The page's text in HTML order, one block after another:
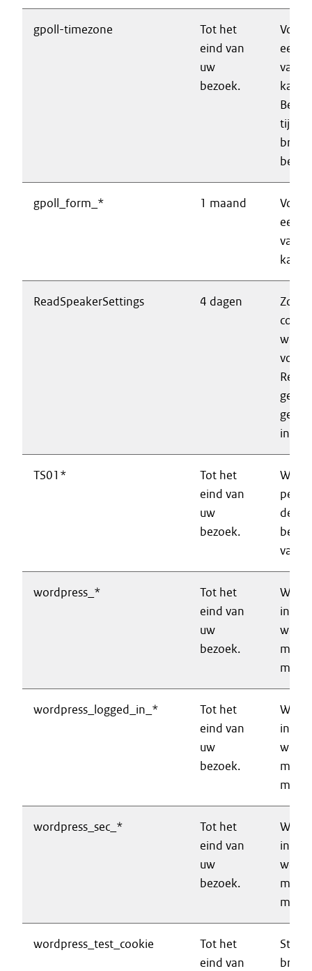
gpoll-timezone
Tot het
eind van
uw
bezoek.
een
vaker
kan
gpoll_form_* 1 maand
een
vaker
kan
ReadSpeakerSettings 4 dagen
Zorgt
TS01*
Tot het
eind van
uw
bezoek.
de
van
wordpress_*
Tot het
eind van
uw
bezoek.
wordpress_logged_in_*
Tot het
eind van
uw
bezoek.
wordpress_sec_*
Tot het
eind van
uw
bezoek.
wordpress_test_cookie
Tot het
eind van
Stelt